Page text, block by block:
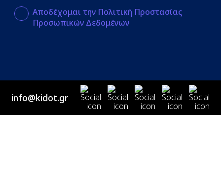
Αποδέχομαι την Πολιτική Προστασίας
Προσωπικών Δεδομένων
info@kidot.gr